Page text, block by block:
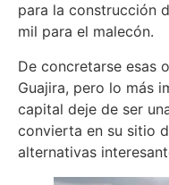
para la construcción
mil para el malecón.
De concretarse esas
Guajira, pero lo más
capital deje de ser
convierta en su sitio
alternativas